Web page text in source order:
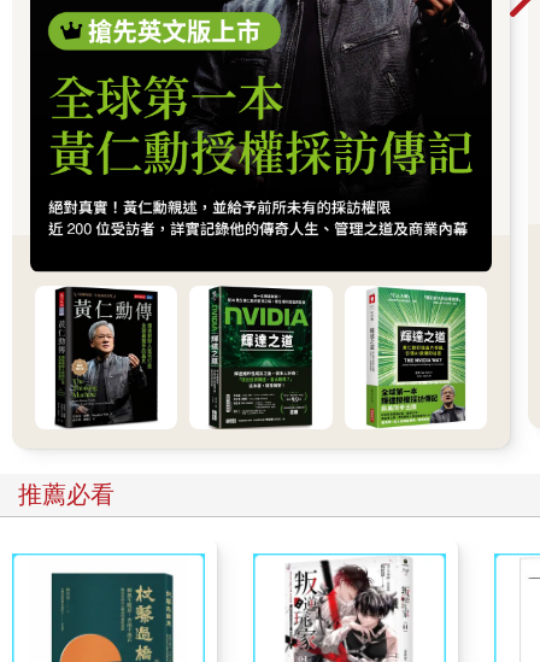
有時候我們發現自己置身於不屬於自己的競技場，在那個時刻，
我們會深深渴望縮小自己或隱藏差異，而讓自己消失的方法之
可是有時候，我們身處的場合的確需要整修──也許你躍躍欲試，
想用重新設計的藍圖大展身手。我一次又一次目睹這樣的情景，
在我指導過的客戶身上，在講台下隨處可見的局外人身上：我們
帶著雄心壯志、過人膽識，宏大願景、堅定使命，準備好要征服
全世界；可是後來，當我們站在想對抗的人面前時…我們屏住呼
吸，把空氣擠進又擠出緊縮的喉嚨，用壓抑的姿態說話，聲音沙
的聲音卻並未處於最佳狀態。也許長久以來，我們一直要求自己
為應對這種窘境做足準備──缺乏歸屬感、不夠好、被誤解、被貶
低或在噓聲中逃下台──以至於如今因為習慣而出現這種反應。結
果，掌權者依然穩若泰山，屹立不搖。
我可以幫助你改掉這個習慣，目的是讓你獲得許可和勇氣，同時
讓你重新熟悉自己的呼吸。你必須相信，真正相信你的身體屬於
那裡，並且用真心誠意邀請自己走進讓你害怕的空間。這種信任
同時我也會提供一些看法，因為你並不孤單。你不是唯一一個感
覺沒有歸屬感，而且一想到要分享自己真心相信的事，呼吸就會
變急促的人。我們對於公開發言的不安全感，真正的根源其實在
於「公開」這個詞，這是許多人共享的故事，屬於我們的母親、
祖母以及所有特立獨行、格格不入的傢伙和夢想家的故事。億萬
年前人們起草社會公約時，我們這些人沒有受邀參與，所以此刻
互相關照，留意其他「落單者」，讓他們覺得受歡迎，讓他們更
也正在改變資本流向與全球經濟結構。
推薦必看